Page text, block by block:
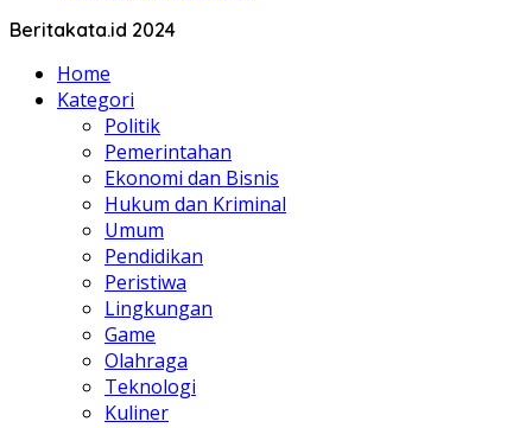
Beritakata.id 2024
Home
Kategori
Politik
Pemerintahan
Ekonomi dan Bisnis
Hukum dan Kriminal
Umum
Pendidikan
Peristiwa
Lingkungan
Game
Olahraga
Teknologi
Kuliner